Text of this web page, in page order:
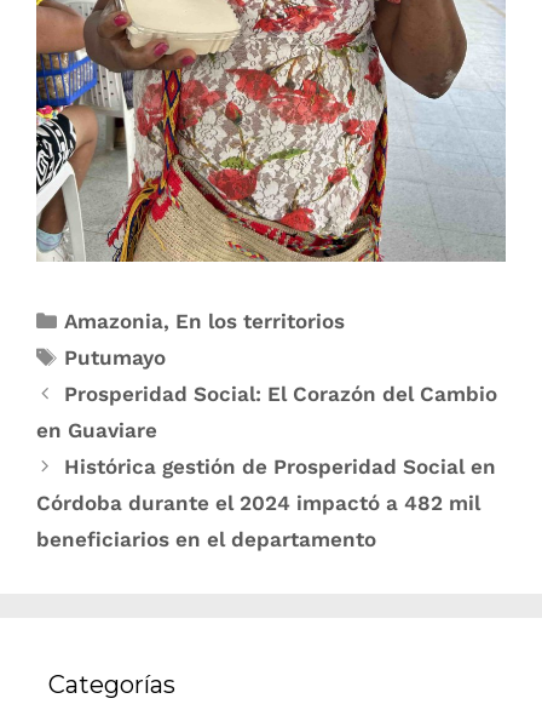
Amazonia, En los territorios
Putumayo
Prosperidad Social: El Corazón del Cambio
en Guaviare
Histórica gestión de Prosperidad Social en
Córdoba durante el 2024 impactó a 482 mil
beneficiarios en el departamento
Categorías